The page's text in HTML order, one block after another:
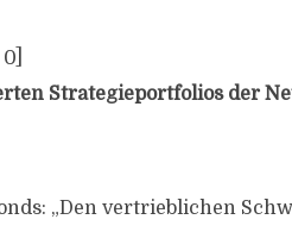
0
Strategieportfolios der
„Den vertrieblichen